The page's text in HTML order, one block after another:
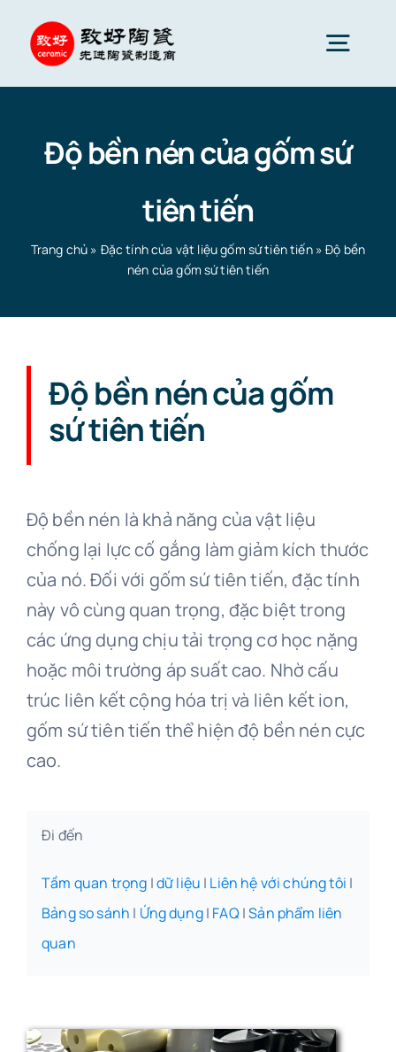
content
Phụ tùng gốm sứ
Dịch vụ
Ứng dụng gốm sứ
Công ty gốm sứ
Kiến thức về gốm sứ
Độ bền nén của gốm sứ
tiên tiến
Trang chủ » Đặc tính của vật liệu gốm sứ tiên tiến»Độ bền
nén của gốm sứ tiên tiến
Độ bền nén của gốm
sứ tiên tiến
Độ bền nén là khả năng của vật liệu
chống lại lực cố gắng làm giảm kích thước
của nó. Đối với gốm sứ tiên tiến, đặc tính
này vô cùng quan trọng, đặc biệt trong
các ứng dụng chịu tải trọng cơ học nặng
hoặc môi trường áp suất cao. Nhờ cấu
trúc liên kết cộng hóa trị và liên kết ion,
gốm sứ tiên tiến thể hiện độ bền nén cực
cao.
Đi đến
Tầm quan trọng |dữ liệu | Liên hệ với chúng tôi |
Bảng so sánh | Ứng dụng| FAQ |Sản phẩm liên
quan